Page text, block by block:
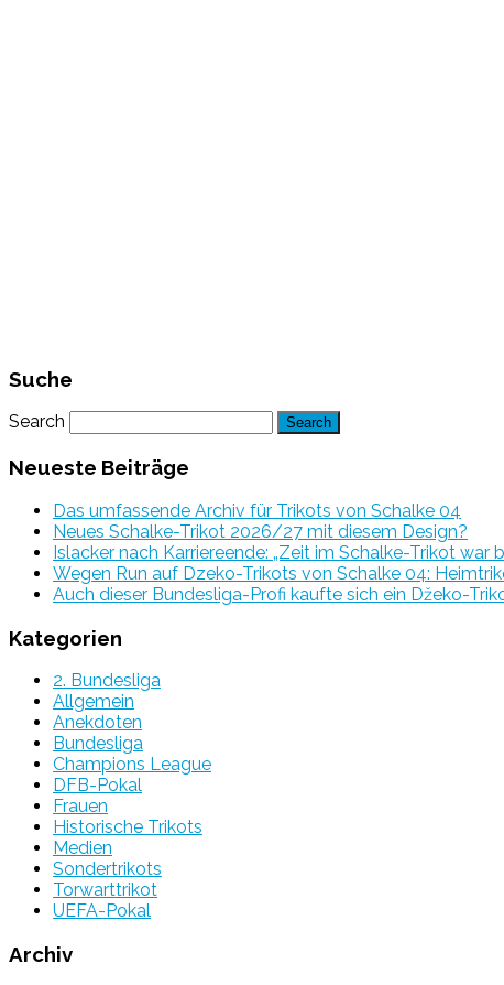
Suche
Search
Neueste Beiträge
Das umfassende Archiv für Trikots von Schalke 04
Neues Schalke-Trikot 2026/27 mit diesem Design?
Islacker nach Karriereende: „Zeit im Schalke-Trikot war
Wegen Run auf Dzeko-Trikots von Schalke 04:
Auch dieser Bundesliga-Profi kaufte sich ein Džeko-
Kategorien
2. Bundesliga
Allgemein
Anekdoten
Bundesliga
Champions League
DFB-Pokal
Frauen
Historische Trikots
Medien
Sondertrikots
Torwarttrikot
UEFA-Pokal
Archiv